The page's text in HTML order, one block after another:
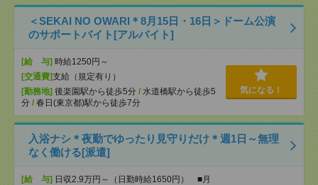
＜SEKAI NO OWARI＊8月15日・16日＞ドーム公演
のサポートバイト[アルバイト]
[給 与] 時給1250円～
[交通費]支給（規定有り）
[勤務地] 後楽園駅から徒歩5分 / 水道橋駅から徒歩5
分 / 春日(東京都)駅から徒歩7分
気になる！
入浴ナシ＊夜勤でゆったり見守りだけ＊週1日～無理
なく働ける[派遣]
[給 与] 日収2.9万円～（日勤時給1650円） ■月